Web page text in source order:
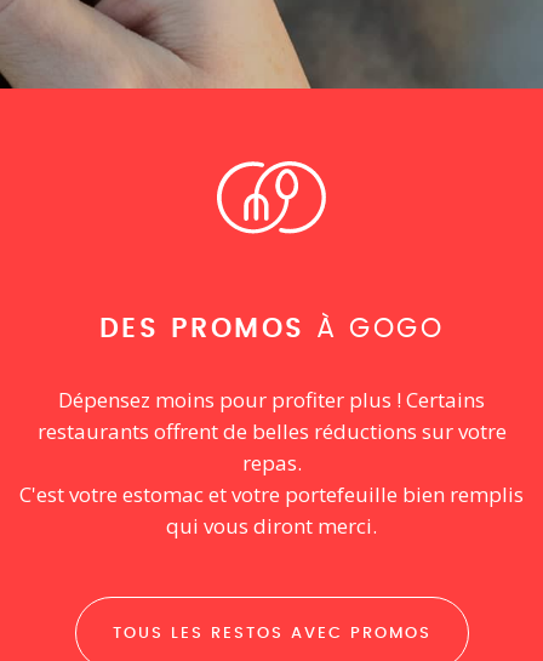
DES PROMOS À GOGO
Dépensez moins pour profiter plus ! Certains
restaurants offrent de belles réductions sur votre
repas.
C'est votre estomac et votre portefeuille bien remplis
qui vous diront merci.
TOUS LES RESTOS AVEC PROMOS